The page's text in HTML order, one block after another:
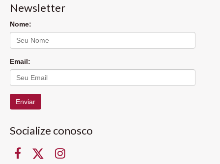
Newsletter
Nome:
Email:
Enviar
Socialize conosco